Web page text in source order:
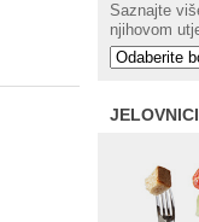
Saznajte
njihovom